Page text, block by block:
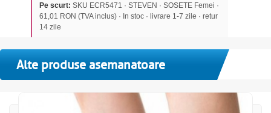
Pe scurt: SKU ECR5471 · STEVEN · SOSETE Femei ·
61,01 RON (TVA inclus) · In stoc · livrare 1-7 zile · retur
14 zile
Alte produse asemanatoare